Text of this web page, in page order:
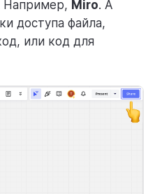
Например, Miro. А
доступа файла,
или код для